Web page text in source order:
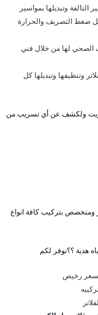
وتبديلها بمواسير
ضغط التصريف والحرارة
الصحي لها من خلال فني
وتنظيفها وتبديلها كل
ولكشف عن أي تسريب من
ومتخصص بتركيب كافة انواع
هدية ؟؟نوفر لكم
وبسعر رخيص